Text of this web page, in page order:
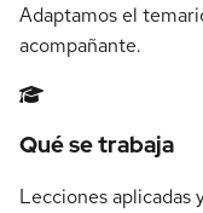
Adaptamos el
acompañante.
Qué se trabaja
Lecciones aplicadas